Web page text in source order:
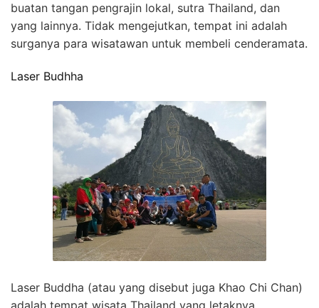
buatan tangan pengrajin lokal, sutra Thailand, dan
yang lainnya. Tidak mengejutkan, tempat ini adalah
surganya para wisatawan untuk membeli cenderamata.
Laser Budhha
Laser Buddha (atau yang disebut juga Khao Chi Chan)
adalah tempat wisata Thailand yang letaknya